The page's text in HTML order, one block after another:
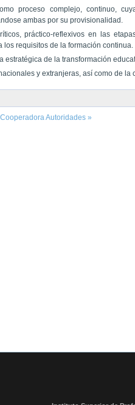
proceso complejo, continuo,
ambas por su provisionalidad.
práctico-reflexivos en las
los requisitos de la formación continua.
estratégica de la transformación
y extranjeras, así como de
Autoridades »